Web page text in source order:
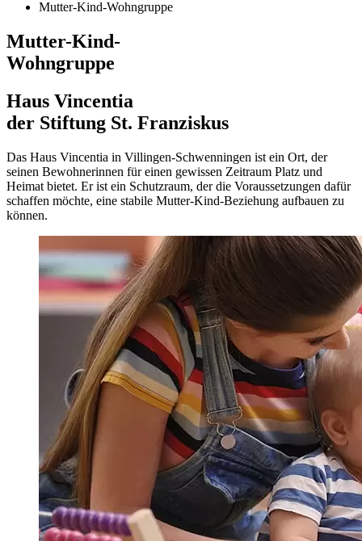
Mutter-Kind-Wohngruppe
Mutter-Kind-
Wohngruppe
Haus Vincentia
der Stiftung St. Franziskus
Das Haus Vincentia in Villingen-Schwenningen ist ein Ort, der
seinen Bewohnerinnen für einen gewissen Zeitraum Platz und
Heimat bietet. Er ist ein Schutz­raum, der die Voraus­setzungen dafür
schaffen möchte, eine stabile Mutter-Kind-Beziehung aufbauen zu
können.